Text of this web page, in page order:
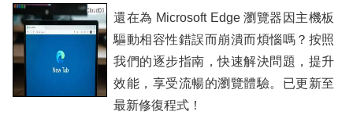
i
o
n
還在為 Microsoft Edge 瀏覽器因主機板
驅動相容性錯誤而崩潰而煩惱嗎？按照
我們的逐步指南，快速解決問題，提升
效能，享受流暢的瀏覽體驗。已更新至
最新修復程式！